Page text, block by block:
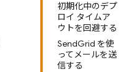
初期化中のデプ
ロイ タイムア
ウトを回避する
SendGrid を使
ってメールを送
信する